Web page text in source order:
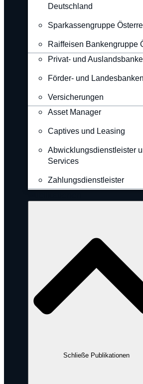
Deutschland
Sparkassengruppe
Raiffeisen Bankengruppe
Privat- und
Förder- und Landesbanken
Versicherungen
Asset Manager
Captives und Leasing
Abwicklungsdienstleister
Services
Zahlungsdienstleister
Schließe Publikationen